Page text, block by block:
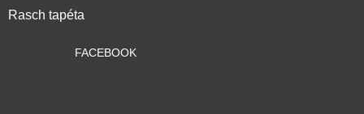
Rasch tapéta
FACEBOOK